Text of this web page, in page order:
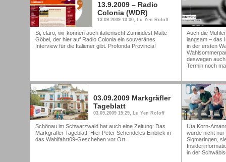
13.9.2009 – Radio
Colonia (WDR)
13.09.2009 13:30, Lu Yen Roloff
Si, claro, wir können auch italienisch! Zumindest Malte
Göbel, der hier auf Radio Colonia ein souveränes
Interview für die Italiener gibt. Profonda Provincia!
Auch die
langsam – das
in der ersten
deswegen
Termin noch
03.09.2009 Markgräfler
Tageblatt
03.09.2009 15:29, Lu Yen Roloff
Schönau im Schwarzwald hat auch eine Zeitung: Das
Markgräfler Tageblatt. Hier Peter Schendeles Einblick in
das Wahlfahrt09-Geschehen vor Ort.
Uta Korn-
wurde nicht nur
Sigmaringen,
in der